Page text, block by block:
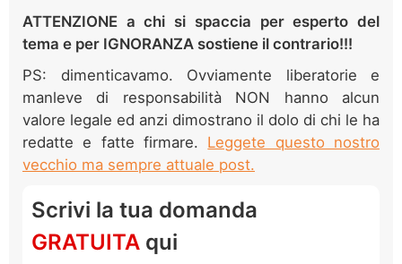
ATTENZIONE a chi si spaccia per esperto del
tema e per IGNORANZA sostiene il contrario!!!
PS: dimenticavamo. Ovviamente liberatorie e
manleve di responsabilità NON hanno alcun
valore legale ed anzi dimostrano il dolo di chi le ha
redatte e fatte firmare. Leggete questo nostro
vecchio ma sempre attuale post.
Scrivi la tua domanda
GRATUITA qui